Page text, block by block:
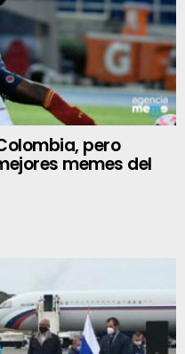
pero
memes del